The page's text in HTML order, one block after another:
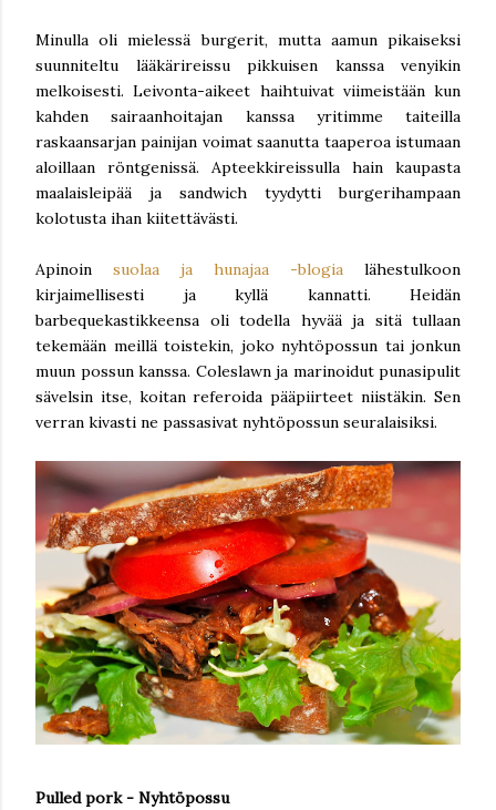
Minulla oli mielessä burgerit, mutta aamun pikaiseksi
suunniteltu lääkärireissu pikkuisen kanssa venyikin
melkoisesti. Leivonta-aikeet haihtuivat viimeistään kun
kahden sairaanhoitajan kanssa yritimme taiteilla
raskaansarjan painijan voimat saanutta taaperoa istumaan
aloillaan röntgenissä. Apteekkireissulla hain kaupasta
maalaisleipää ja sandwich tyydytti burgerihampaan
kolotusta ihan kiitettävästi.
Apinoin suolaa ja hunajaa -blogia lähestulkoon
kirjaimellisesti ja kyllä kannatti. Heidän
barbequekastikkeensa oli todella hyvää ja sitä tullaan
tekemään meillä toistekin, joko nyhtöpossun tai jonkun
muun possun kanssa. Coleslawn ja marinoidut punasipulit
sävelsin itse, koitan referoida pääpiirteet niistäkin. Sen
verran kivasti ne passasivat nyhtöpossun seuralaisiksi.
Pulled pork - Nyhtöpossu